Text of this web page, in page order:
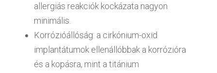
allergiás reakciók kockázata nagyon
minimális.
Korrózióállóság: a cirkónium-oxid
implantátumok ellenállóbbak a korrózióra
és a kopásra, mint a titánium